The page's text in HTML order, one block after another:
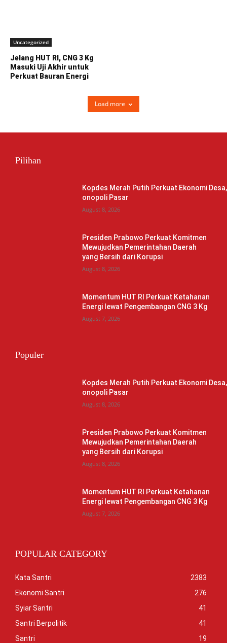
Uncategorized
Jelang HUT RI, CNG 3 Kg
Masuki Uji Akhir untuk
Perkuat Bauran Energi
Load more
Pilihan
Kopdes Merah Putih Perkuat Ekonomi
onopoli Pasar
August 8, 2026
Presiden Prabowo Perkuat Komitmen
Mewujudkan Pemerintahan Daerah
yang Bersih dari Korupsi
August 8, 2026
Momentum HUT RI Perkuat Ketahanan
Energi lewat Pengembangan CNG 3 Kg
August 7, 2026
Populer
Kopdes Merah Putih Perkuat Ekonomi
onopoli Pasar
August 8, 2026
Presiden Prabowo Perkuat Komitmen
Mewujudkan Pemerintahan Daerah
yang Bersih dari Korupsi
August 8, 2026
Momentum HUT RI Perkuat Ketahanan
Energi lewat Pengembangan CNG 3 Kg
August 7, 2026
POPULAR CATEGORY
Kata Santri
2383
Ekonomi Santri
276
Syiar Santri
41
Santri Berpolitik
41
Santri
19